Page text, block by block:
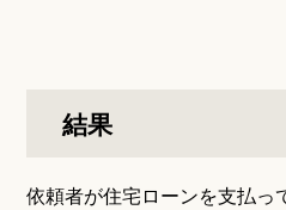
結果
依頼者が住宅ローンを支払っ